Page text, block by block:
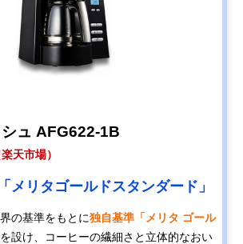
ュ AFG622-1B
天市場）
メリタゴールドスタンダード」
の基準をもとに独自基準「メリタ ゴール
を設け、コーヒーの繊細さと立体的なおい